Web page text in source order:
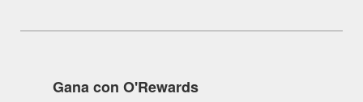
Gana con O'Rewards